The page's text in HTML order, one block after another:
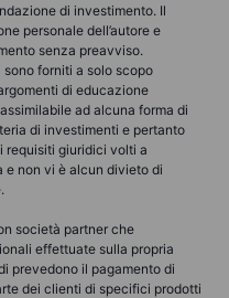
di investimento. Il
personale dell’autore e
senza preavviso.
forniti a solo scopo
di educazione
ad alcuna forma di
di investimenti e pertanto
requisiti giuridici volti a
e non vi è alcun divieto di
società partner che
effettuate sulla propria
prevedono il pagamento di
dei clienti di specifici prodotti